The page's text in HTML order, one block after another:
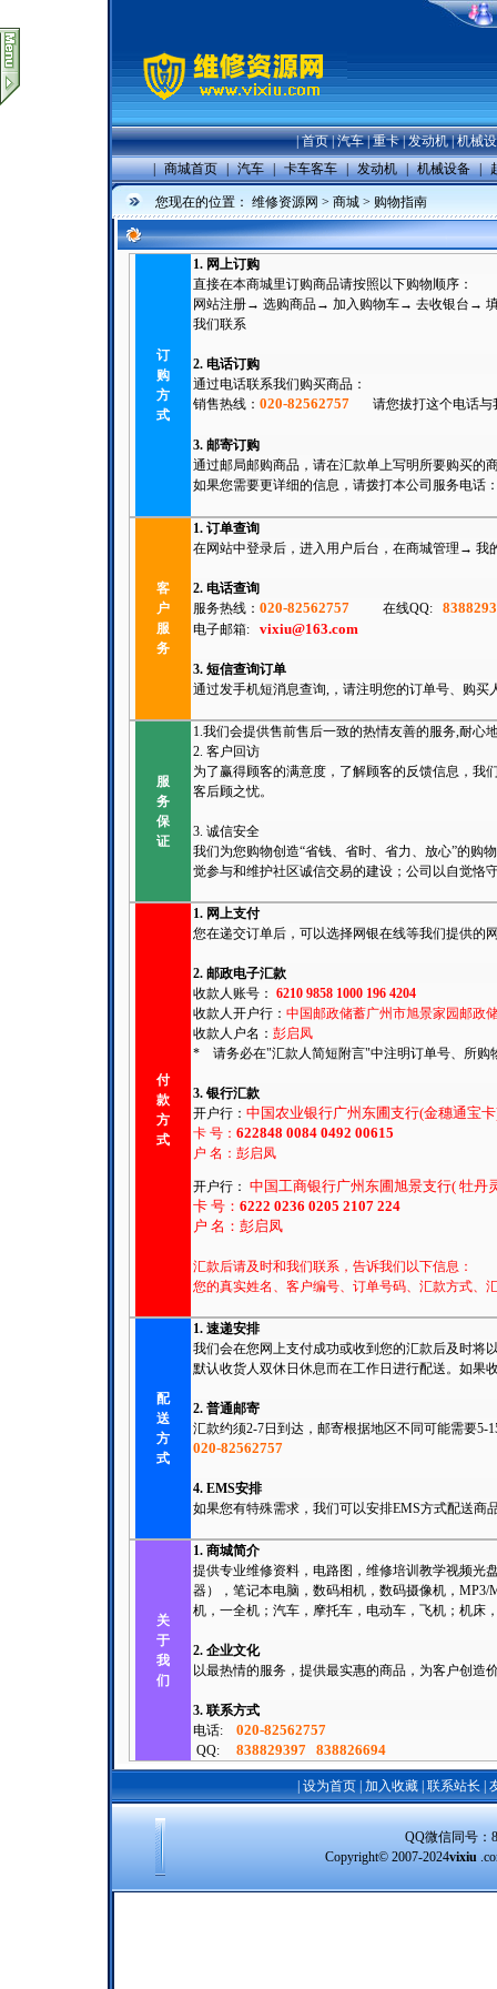
|首页|汽车|重卡|发动机|机械
| 商城首页 | 汽车 | 卡车客车 | 发动机 | 机械设备 |
您现在的位置： 维修资源网 > 商城 > 购物指南
订
购
方
式
1. 网上订购
直接在本商城里订购商品请按照以下购物顺序：
网站注册→ 选购商品→ 加入购物车→ 去收银台→
我们联系
2. 电话订购
通过电话联系我们购买商品：
销售热线： 020-82562757 请您拔打这个电话与
3. 邮寄订购
通过邮局邮购商品，请在汇款单上写明所要购买的
如果您需要更详细的信息，请拨打本公司服务电话
客
户
服
务
1. 订单查询
在网站中登录后，进入用户后台，在商城管理→ 我
2. 电话查询
服务热线： 020-82562757 在线QQ:
电子邮箱: vixiu@163.com
3. 短信查询订单
通过发手机短消息查询,，请注明您的订单号、购买
服
务
保
证
1.我们会提供售前售后一致的热情友善的服务,耐心
2. 客户回访
为了赢得顾客的满意度，了解顾客的反馈信息，我
客后顾之忧。
3. 诚信安全
我们为您购物创造“省钱、省时、省力、放心”的购
觉参与和维护社区诚信交易的建设；公司以自觉恪
付
款
方
式
1. 网上支付
您在递交订单后，可以选择网银在线等我们提供的
2. 邮政电子汇款
收款人账号： 6210 9858 1000 196 4204
收款人开户行： 中国邮政储蓄广州市旭景家园邮政
收款人户名： 彭启凤
* 请务必在"汇款人简短附言"中注明订单号、所购
3. 银行汇款
开户行： 中国农业银行广州东圃支行(金穗通宝卡
卡 号： 622848 0084 0492 00615
户 名： 彭启凤
开户行： 中国工商银行广州东圃旭景支行( 牡丹
卡 号： 6222 0236 0205 2107 224
户 名： 彭启凤
汇款后请及时和我们联系，告诉我们以下信息：
您的真实姓名、客户编号、订单号码、汇款方式、
配
送
方
式
1. 速递安排
我们会在您网上支付成功或收到您的汇款后及时将
默认收货人双休日休息而在工作日进行配送。如果
2. 普通邮寄
汇款约须2-7日到达，邮寄根据地区不同可能需要
020-82562757
4. EMS安排
如果您有特殊需求，我们可以安排EMS方式配送商
关
于
我
们
1. 商城简介
提供专业维修资料，电路图，维修培训教学视频光
器），笔记本电脑，数码相机，数码摄像机，
机，一全机；汽车，摩托车，电动车，飞机；机床
2. 企业文化
以最热情的服务，提供最实惠的商品，为客户创造
3. 联系方式
电话: 020-82562757
QQ: 838829397 838826694
设为首页| 加入收藏| 联系站长
QQ微信同号：
Copyright© 2007-2024vixiu